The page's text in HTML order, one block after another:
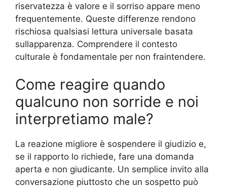
riservatezza è valore e il sorriso appare meno
frequentemente. Queste differenze rendono
rischiosa qualsiasi lettura universale basata
sullapparenza. Comprendere il contesto
culturale è fondamentale per non fraintendere.
Come reagire quando
qualcuno non sorride e noi
interpretiamo male?
La reazione migliore è sospendere il giudizio e,
se il rapporto lo richiede, fare una domanda
aperta e non giudicante. Un semplice invito alla
conversazione piuttosto che un sospetto può